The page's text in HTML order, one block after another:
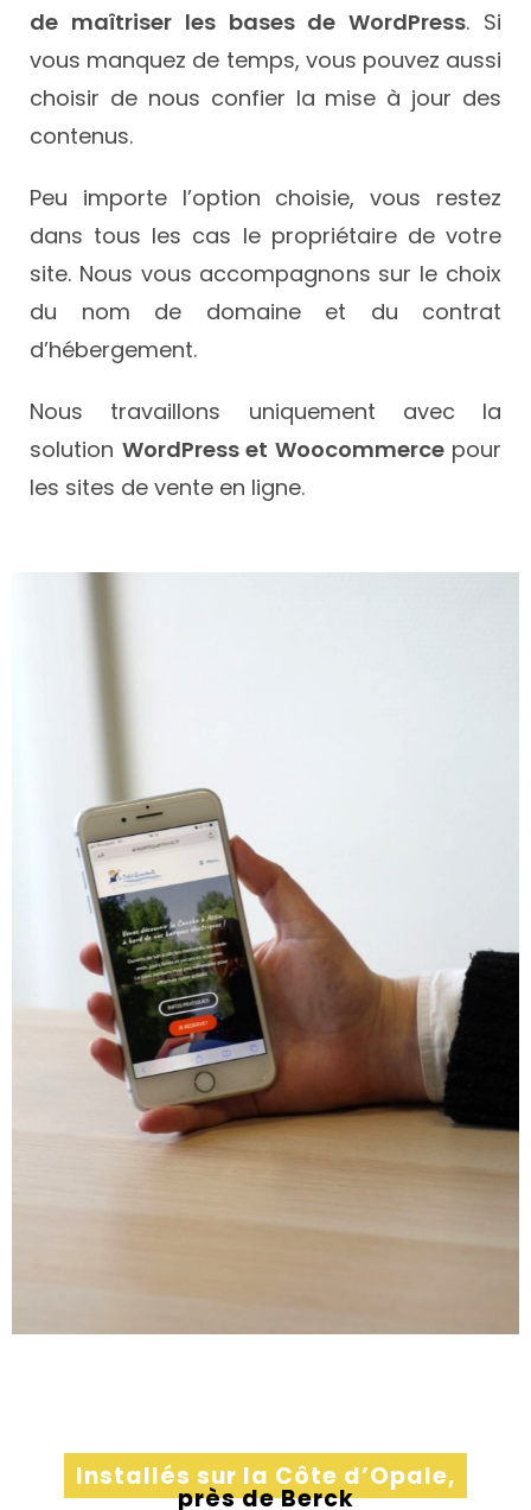
de maîtriser les bases de WordPress. Si
vous manquez de temps, vous pouvez aussi
choisir de nous confier la mise à jour des
contenus.
Peu importe l’option choisie, vous restez
dans tous les cas le propriétaire de votre
site. Nous vous accompagnons sur le choix
du nom de domaine et du contrat
d’hébergement.
Nous travaillons uniquement avec la
solution WordPress et Woocommercepour
les sites de vente en ligne.
Installés sur la Côte d’Opale,
près de Berck